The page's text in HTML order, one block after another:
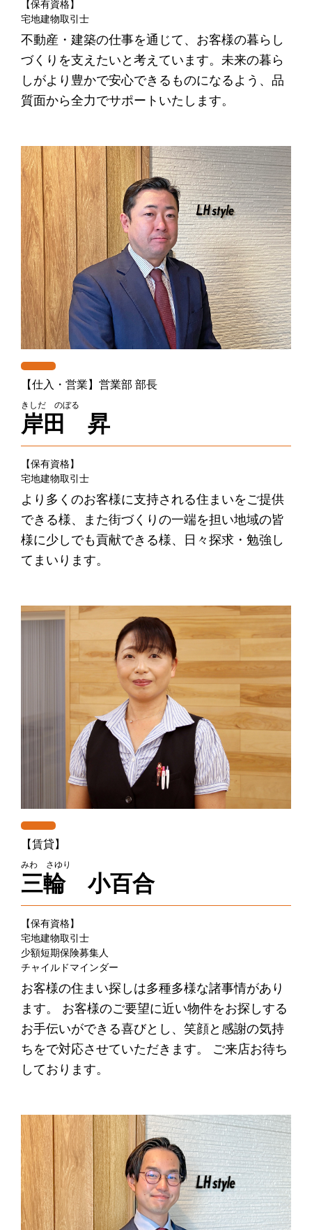
【保有資格】
宅地建物取引士
不動産・建築の仕事を通じて、お客様の暮らし
づくりを支えたいと考えています。未来の暮ら
しがより豊かで安心できるものになるよう、品
質面から全力でサポートいたします。
【仕入・営業】営業部 部長
きしだ のぼる
岸田 昇
【保有資格】
宅地建物取引士
より多くのお客様に支持される住まいをご提供
できる様、また街づくりの一端を担い地域の皆
様に少しでも貢献できる様、日々探求・勉強し
てまいります。
【賃貸】
みわ さゆり
三輪 小百合
【保有資格】
宅地建物取引士
少額短期保険募集人
チャイルドマインダー
お客様の住まい探しは多種多様な諸事情があり
ます。 お客様のご要望に近い物件をお探しする
お手伝いができる喜びとし、笑顔と感謝の気持
ちをで対応させていただきます。 ご来店お待ち
しております。